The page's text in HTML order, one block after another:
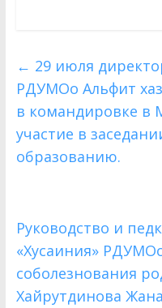
← 29 июля
РДУМОо Альфит
в командировке в
участие в
образованию.
Руководство и
«Хусаиния»
соболезнования
Хайрутдинова